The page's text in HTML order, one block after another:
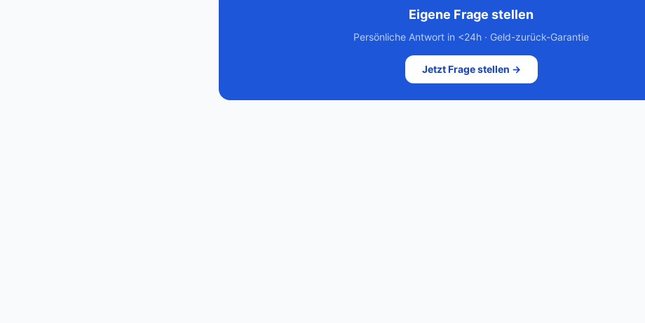
Eigene Frage stellen
Persönliche Antwort in <24h · Geld-zurück-Garantie
Jetzt Frage stellen →